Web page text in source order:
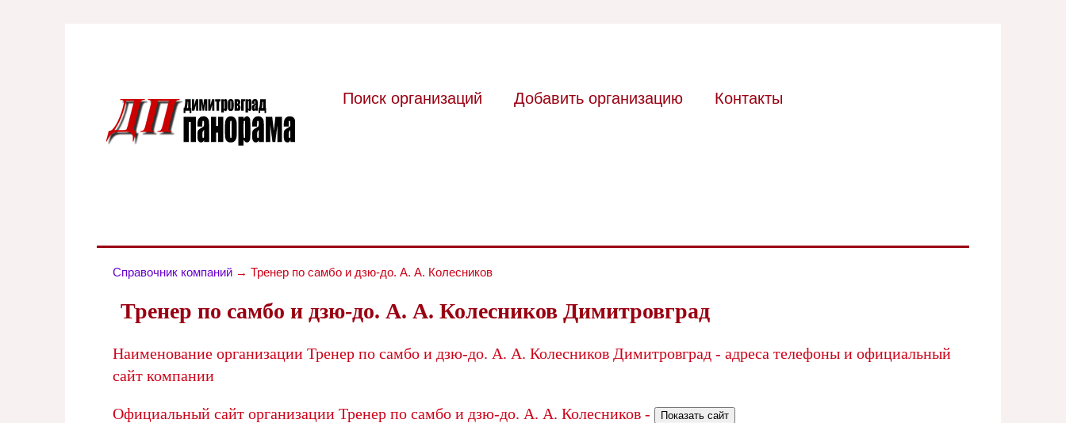
Поиск организаций Добавить организацию Контакты
Справочник компаний → Тренер по самбо и дзю-до. А. А. Колесников
Тренер по самбо и дзю-до. А. А. Колесников Димитровград
Наименование организации Тренер по самбо и дзю-до. А. А. Колесников Димитровград - адреса телефоны и официальный
сайт компании
Официальный сайт организации Тренер по самбо и дзю-до. А. А. Колесников - Показать сайт